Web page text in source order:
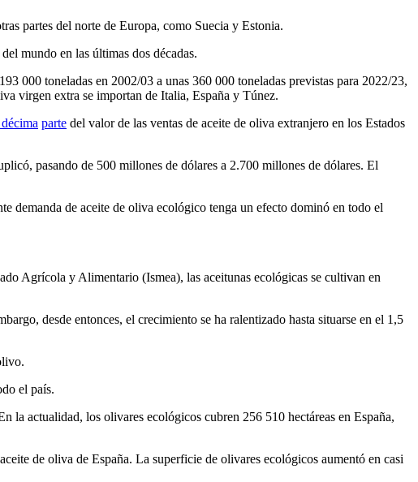
partes del norte de Europa, como Suecia y Estonia.
mundo en las últimas dos décadas.
000 toneladas en 2002/03 a unas 360 000 toneladas previstas para 2022/23,
virgen extra se importan de Italia, España y Túnez.
parte del valor de las ventas de aceite de oliva extranjero en los Estados
pasando de 500 millones de dólares a 2.700 millones de dólares. El
demanda de aceite de oliva ecológico tenga un efecto dominó en todo el
Agrícola y Alimentario (Ismea), las aceitunas ecológicas se cultivan en
desde entonces, el crecimiento se ha ralentizado hasta situarse en el 1,5
el país.
actualidad, los olivares ecológicos cubren 256 510 hectáreas en España,
de oliva de España. La superficie de olivares ecológicos aumentó en casi